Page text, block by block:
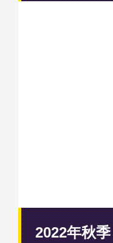
2022年秋